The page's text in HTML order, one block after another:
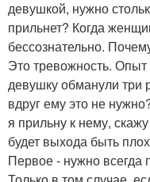
девушкой, нужно
прильнет? Когда
бессознательно.
Это тревожность.
девушку обманули три
вдруг ему это не
я прильну к нему,
будет выхода быть
Первое - нужно всегда